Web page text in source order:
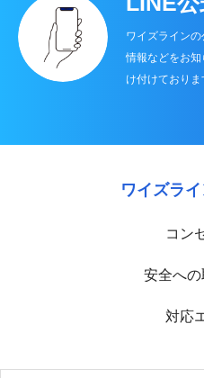
ワイズライン
情報などをお
け付けておりま
ワイズラ
コン
安全へ
対応